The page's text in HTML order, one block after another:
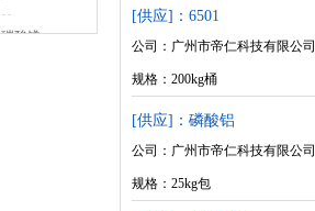
碳酸镁
[供应]：6501
公司：广州市帝仁科技有限公
规格：200kg桶
[供应]：磷酸铝
公司：广州市帝仁科技有限公
规格：25kg包